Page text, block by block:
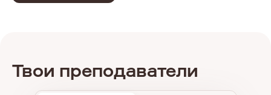
Твои преподаватели